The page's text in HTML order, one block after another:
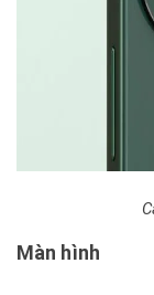
Màn hình